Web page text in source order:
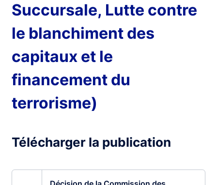
Succursale, Lutte contre
le blanchiment des
capitaux et le
financement du
terrorisme)
Télécharger la publication